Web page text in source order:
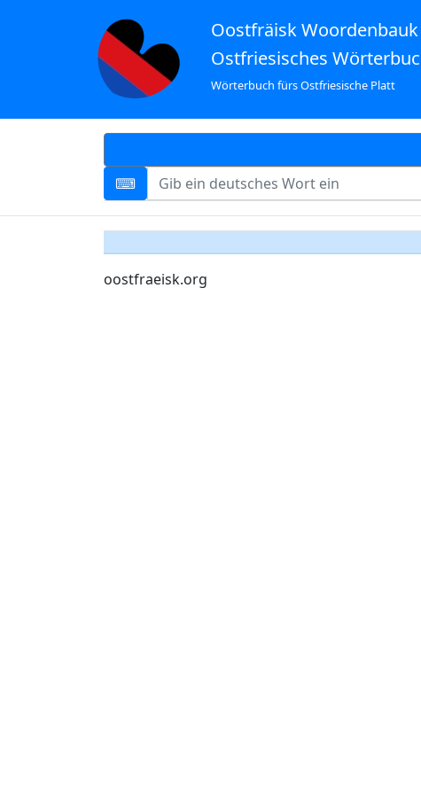
Oostfräisk Woordenbauk
Ostfriesisches
Wörterbuch fürs Ostfriesische Platt
oostfraeisk.org